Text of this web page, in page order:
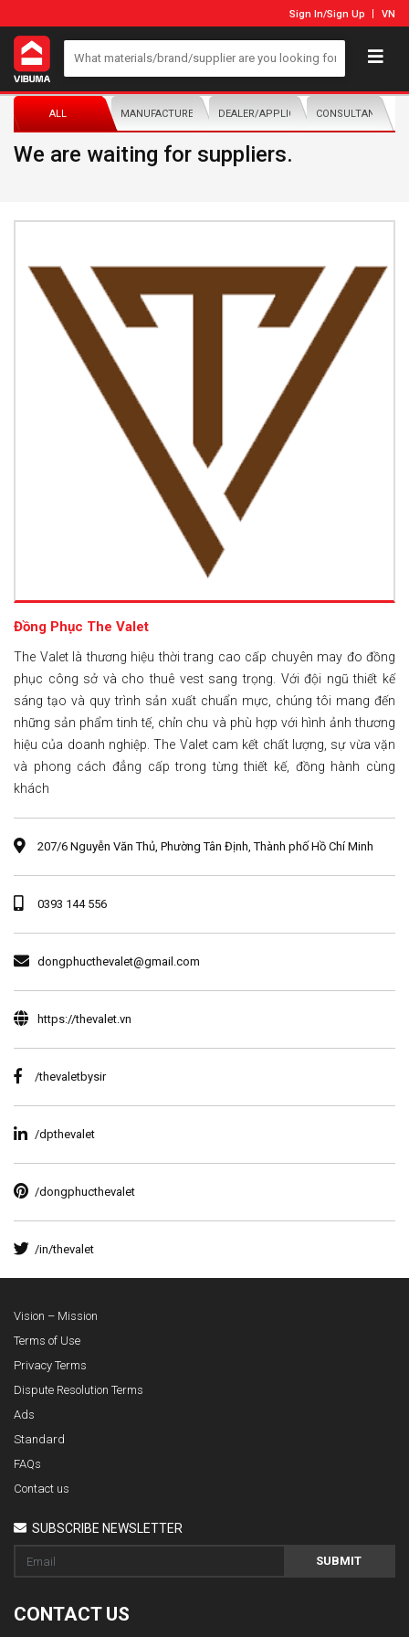
Sign In/Sign Up VN
ALL MANUFACTURER/DISTRIBUTORDEALER/APPLICATORCONSULTANTS
We are waiting for suppliers.
Đồng Phục The Valet
The Valet là thương hiệu thời trang cao cấp chuyên may đo đồng
phục công sở và cho thuê vest sang trọng. Với đội ngũ thiết kế
sáng tạo và quy trình sản xuất chuẩn mực, chúng tôi mang đến
những sản phẩm tinh tế, chỉn chu và phù hợp với hình ảnh thương
hiệu của doanh nghiệp. The Valet cam kết chất lượng, sự vừa vặn
và phong cách đẳng cấp trong từng thiết kế, đồng hành cùng
khách
207/6 Nguyễn Văn Thủ, Phường Tân Định, Thành phố Hồ Chí Minh
0393 144 556
dongphucthevalet@gmail.com
https://thevalet.vn
/thevaletbysir
/dpthevalet
/dongphucthevalet
/in/thevalet
Vision – Mission
Terms of Use
Privacy Terms
Dispute Resolution Terms
Ads
Standard
FAQs
Contact us
SUBSCRIBE NEWSLETTER
SUBMIT
CONTACT US